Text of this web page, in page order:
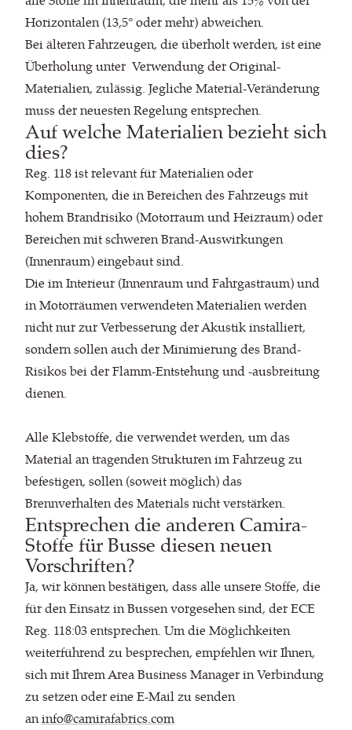
Horizontalen (13,5° oder mehr) abweichen.
Bei älteren Fahrzeugen, die überholt werden, ist eine
Überholung unter Verwendung der Original-
Materialien, zulässig. Jegliche Material-Veränderung
muss der neuesten Regelung entsprechen.
Auf welche Materialien bezieht sich
dies?
Reg. 118 ist relevant für Materialien oder
Komponenten, die in Bereichen des Fahrzeugs mit
hohem Brandrisiko (Motorraum und Heizraum) oder
Bereichen mit schweren Brand-Auswirkungen
(Innenraum) eingebaut sind.
Die im Interieur (Innenraum und Fahrgastraum) und
in Motorräumen verwendeten Materialien werden
nicht nur zur Verbesserung der Akustik installiert,
sondern sollen auch der Minimierung des Brand-
Risikos bei der Flamm-Entstehung und -ausbreitung
dienen.
Alle Klebstoffe, die verwendet werden, um das
Material an tragenden Strukturen im Fahrzeug zu
befestigen, sollen (soweit möglich) das
Brennverhalten des Materials nicht verstärken.
Entsprechen die anderen Camira-
Stoffe für Busse diesen neuen
Vorschriften?
Ja, wir können bestätigen, dass alle unsere Stoffe, die
für den Einsatz in Bussen vorgesehen sind, der ECE
Reg. 118:03 entsprechen. Um die Möglichkeiten
weiterführend zu besprechen, empfehlen wir Ihnen,
sich mit Ihrem Area Business Manager in Verbindung
zu setzen oder eine E-Mail zu senden
aninfo@camirafabrics.com